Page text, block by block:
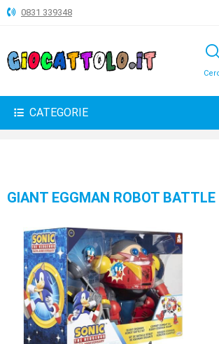
ANIMALI
BAMBOLE
GIOCHI
PELUCHE-
GADGET
PRIMA
INFANZIA
0831 339348
CATEGORIE
GIANT EGGMAN ROBOT